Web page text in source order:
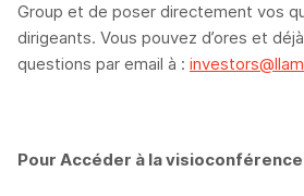
Group et de poser directement vos
dirigeants. Vous pouvez d’ores et
questions par email à :
Pour Accéder à la visioconférence